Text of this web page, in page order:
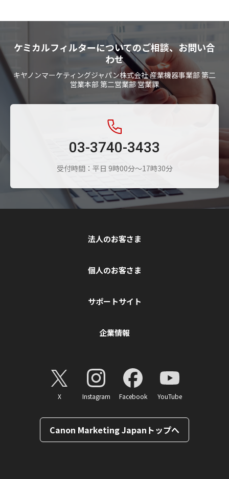
ケミカルフィルターについてのご相談、お問い合
わせ
キヤノンマーケティングジャパン株式会社 産業機器事業部 第二
営業本部 第二営業部 営業課
03-3740-3433
受付時間：平日 9時00分～17時30分
法人のお客さま
個人のお客さま
サポートサイト
企業情報
X Instagram Facebook YouTube
Canon Marketing Japanトップへ